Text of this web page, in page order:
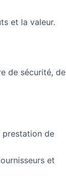
et la valeur.
de sécurité, de
prestation de
et